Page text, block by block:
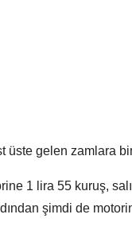
üste gelen zamlara
1 lira 55 kuruş,
şimdi de